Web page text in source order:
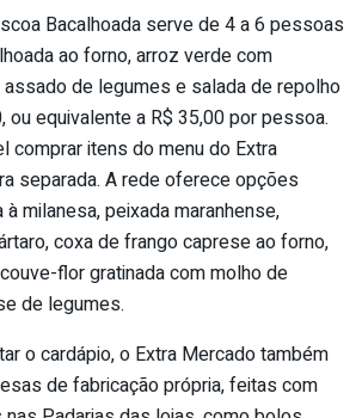
Bacalhoada serve de 4 a 6 pessoas
ao forno, arroz verde com
de legumes e salada de repolho
ou equivalente a R$ 35,00 por pessoa.
comprar itens do menu do Extra
separada. A rede oferece opções
milanesa, peixada maranhense,
coxa de frango caprese ao forno,
flor gratinada com molho de
de legumes.
o cardápio, o Extra Mercado também
de fabricação própria, feitas com